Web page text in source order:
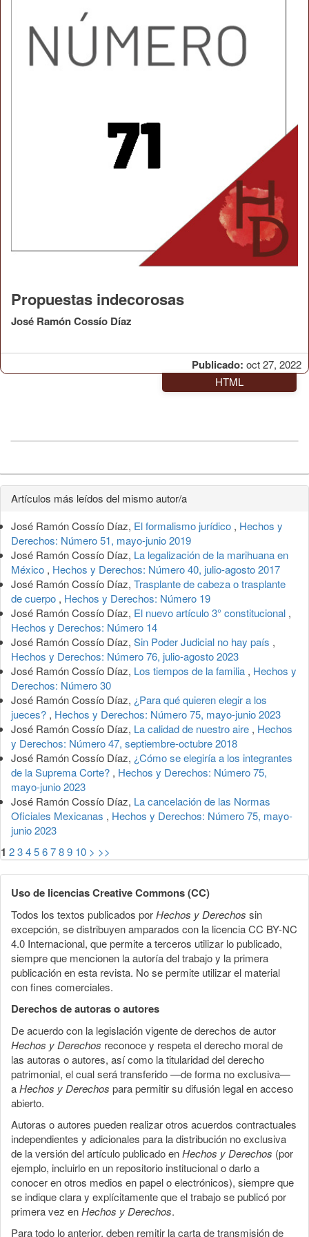
Publicado: oct 27, 2022
Propuestas indecorosas
José Ramón Cossío Díaz
HTML
Detalles
del
artículo
Artículos más leídos del mismo autor/a
José Ramón Cossío Díaz, El formalismo jurídico , Hechos y
Derechos: Número 51, mayo-junio 2019
José Ramón Cossío Díaz, La legalización de la marihuana en
México , Hechos y Derechos: Número 40, julio-agosto 2017
José Ramón Cossío Díaz, Trasplante de cabeza o trasplante
de cuerpo , Hechos y Derechos: Número 19
José Ramón Cossío Díaz, El nuevo artículo 3° constitucional ,
Hechos y Derechos: Número 14
José Ramón Cossío Díaz, Sin Poder Judicial no hay país ,
Hechos y Derechos: Número 76, julio-agosto 2023
José Ramón Cossío Díaz, Los tiempos de la familia , Hechos y
Derechos: Número 30
José Ramón Cossío Díaz, ¿Para qué quieren elegir a los
jueces? , Hechos y Derechos: Número 75, mayo-junio 2023
José Ramón Cossío Díaz, La calidad de nuestro aire , Hechos
y Derechos: Número 47, septiembre-octubre 2018
José Ramón Cossío Díaz, ¿Cómo se elegiría a los integrantes
de la Suprema Corte? , Hechos y Derechos: Número 75,
mayo-junio 2023
José Ramón Cossío Díaz, La cancelación de las Normas
Oficiales Mexicanas , Hechos y Derechos: Número 75, mayo-
junio 2023
1 23456789 10 > >>
Uso de licencias Creative Commons (CC)
Todos los textos publicados porHechos y Derechos sin
excepción, se distribuyen amparados con la licencia CC BY-NC
4.0 Internacional, que permite a terceros utilizar lo publicado,
siempre que mencionen la autoría del trabajo y la primera
publicación en esta revista. No se permite utilizar el material
con fines comerciales.
Derechos de autoras o autores
De acuerdo con la legislación vigente de derechos de autor
Hechos y Derechos reconoce y respeta el derecho moral de
las autoras o autores, así como la titularidad del derecho
patrimonial, el cual será transferido —de forma no exclusiva—
aHechos y Derechos para permitir su difusión legal en acceso
abierto.
Autoras o autores pueden realizar otros acuerdos contractuales
independientes y adicionales para la distribución no exclusiva
de la versión del artículo publicado enHechos y Derechos (por
ejemplo, incluirlo en un repositorio institucional o darlo a
conocer en otros medios en papel o electrónicos), siempre que
se indique clara y explícitamente que el trabajo se publicó por
primera vez enHechos y Derechos.
Para todo lo anterior, deben remitir la carta de transmisión de